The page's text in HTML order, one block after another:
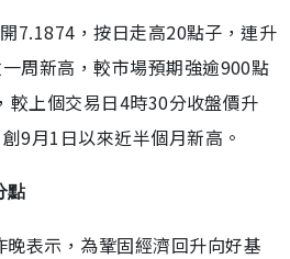
7.1874，按日走高20點子，連升
周新高，較市場預期強逾900點
較上個交易日4時30分收盤價升
9月1日以來近半個月新高。
點
表示，為鞏固經濟回升向好基